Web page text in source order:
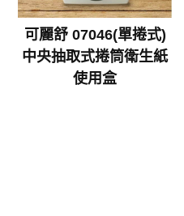
可麗舒 07046(單捲式)
中央抽取式捲筒衛生紙
使用盒